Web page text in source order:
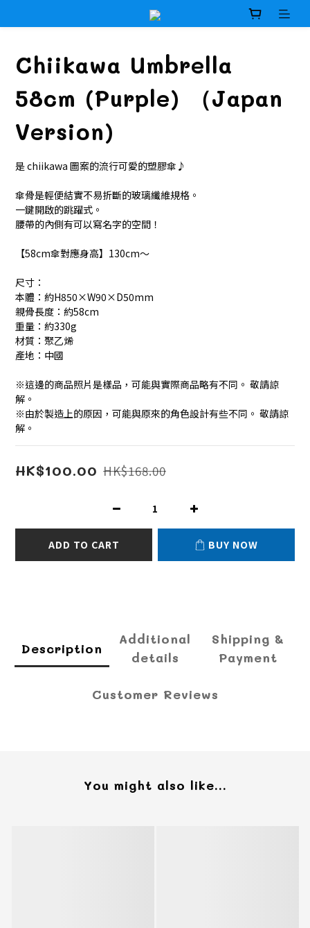
Chiikawa Umbrella
58cm (Purple) （Japan
Version)
是 chiikawa 圖案的流行可愛的塑膠傘♪
傘骨是輕便結實不易折斷的玻璃纖維規格。
一鍵開啟的跳躍式。
腰帶的內側有可以寫名字的空間！
【58cm傘對應身高】130cm～
尺寸：
本體：約H850×W90×D50mm
親骨長度：約58cm
重量：約330g
材質：聚乙烯
產地：中國
※這邊的商品照片是樣品，可能與實際商品略有不同。 敬請諒
解。
※由於製造上的原因，可能與原來的角色設計有些不同。 敬請諒
解。
HK$100.00 HK$168.00
ADD TO CART BUY NOW
Description
Additional
details
Shipping &
Payment
Customer Reviews
You might also like...